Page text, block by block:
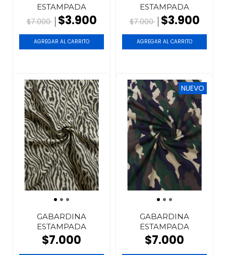
ESTAMPADA
$7.000 $3.900
ESTAMPADA
$7.000 $3.900
GABARDINA
ESTAMPADA
$7.000
NUEVO
GABARDINA
ESTAMPADA
$7.000